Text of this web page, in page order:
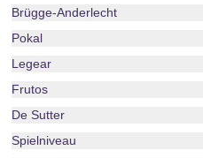
Brügge-Anderlecht
Pokal
Legear
Frutos
De Sutter
Spielniveau